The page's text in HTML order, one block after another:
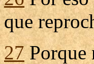
que
27Porque